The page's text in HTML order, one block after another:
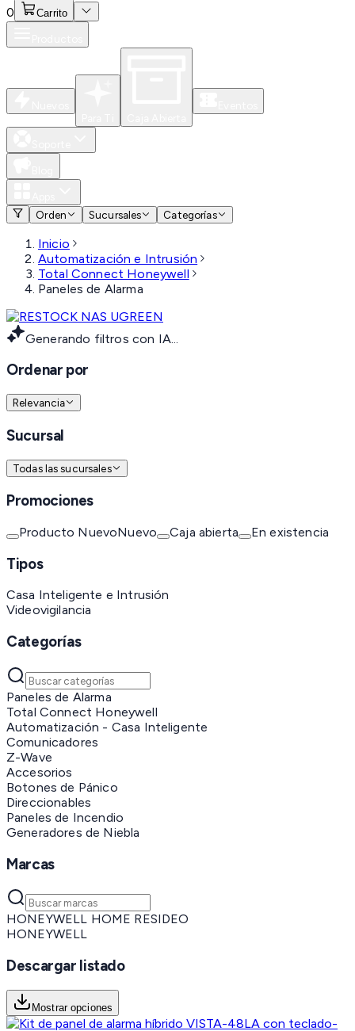
0 Carrito
Orden
Sucursales Categorías
Inicio
Automatización e Intrusión
Total Connect Honeywell
Paneles de Alarma
Generando filtros con IA...
Ordenar por
Relevancia
Sucursal
Todas las sucursales
Promociones
Producto NuevoNuevo Caja abierta En existencia
Tipos
Casa Inteligente e Intrusión
Videovigilancia
Categorías
Paneles de Alarma
Total Connect Honeywell
Automatización - Casa Inteligente
Comunicadores
Z-Wave
Accesorios
Botones de Pánico
Direccionables
Paneles de Incendio
Generadores de Niebla
Marcas
HONEYWELL HOME RESIDEO
HONEYWELL
Descargar listado
Mostrar opciones